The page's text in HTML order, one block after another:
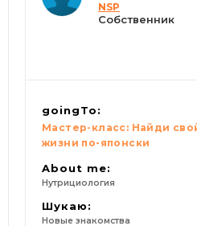
NSP
Собственник
goingTo:
Мастер-класс: Найди
жизни по-японски
About me:
Нутрициология
Шукаю:
Новые знакомства